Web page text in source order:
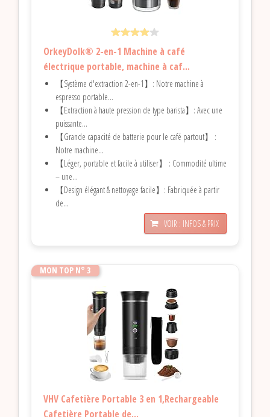
OrkeyDolk® 2-en-1 Machine à café
électrique portable, machine à caf...
【Système d'extraction 2-en-1】: Notre machine à
espresso portable...
【Extraction à haute pression de type barista】: Avec une
puissante...
【Grande capacité de batterie pour le café partout】 :
Notre machine...
【Léger, portable et facile à utiliser】 : Commodité ultime
– une...
【Design élégant & nettoyage facile】: Fabriquée à partir
de...
VOIR : INFOS & PRIX
MON TOP N° 3
VHV Cafetière Portable 3 en 1,Rechargeable
Cafetière Portable de...